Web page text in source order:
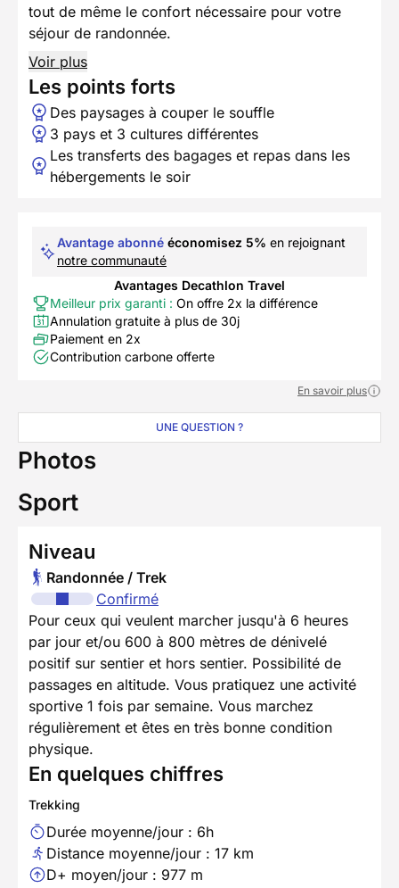
tout de même le confort nécessaire pour votre
séjour de randonnée.
Voir plus
Les points forts
Des paysages à couper le souffle
3 pays et 3 cultures différentes
Les transferts des bagages et repas dans les
hébergements le soir
Avantage abonné économisez 5% en rejoignant
notre communauté
Avantages Decathlon Travel
Meilleur prix garanti : On offre 2x la différence
Annulation gratuite à plus de 30j
Paiement en 2x
Contribution carbone offerte
En savoir plus
UNE QUESTION ?
Photos
Sport
Niveau
Randonnée / Trek
Confirmé
Pour ceux qui veulent marcher jusqu'à 6 heures
par jour et/ou 600 à 800 mètres de dénivelé
positif sur sentier et hors sentier. Possibilité de
passages en altitude. Vous pratiquez une activité
sportive 1 fois par semaine. Vous marchez
régulièrement et êtes en très bonne condition
physique.
En quelques chiffres
Trekking
Durée moyenne/jour : 6h
Distance moyenne/jour : 17 km
D+ moyen/jour : 977 m